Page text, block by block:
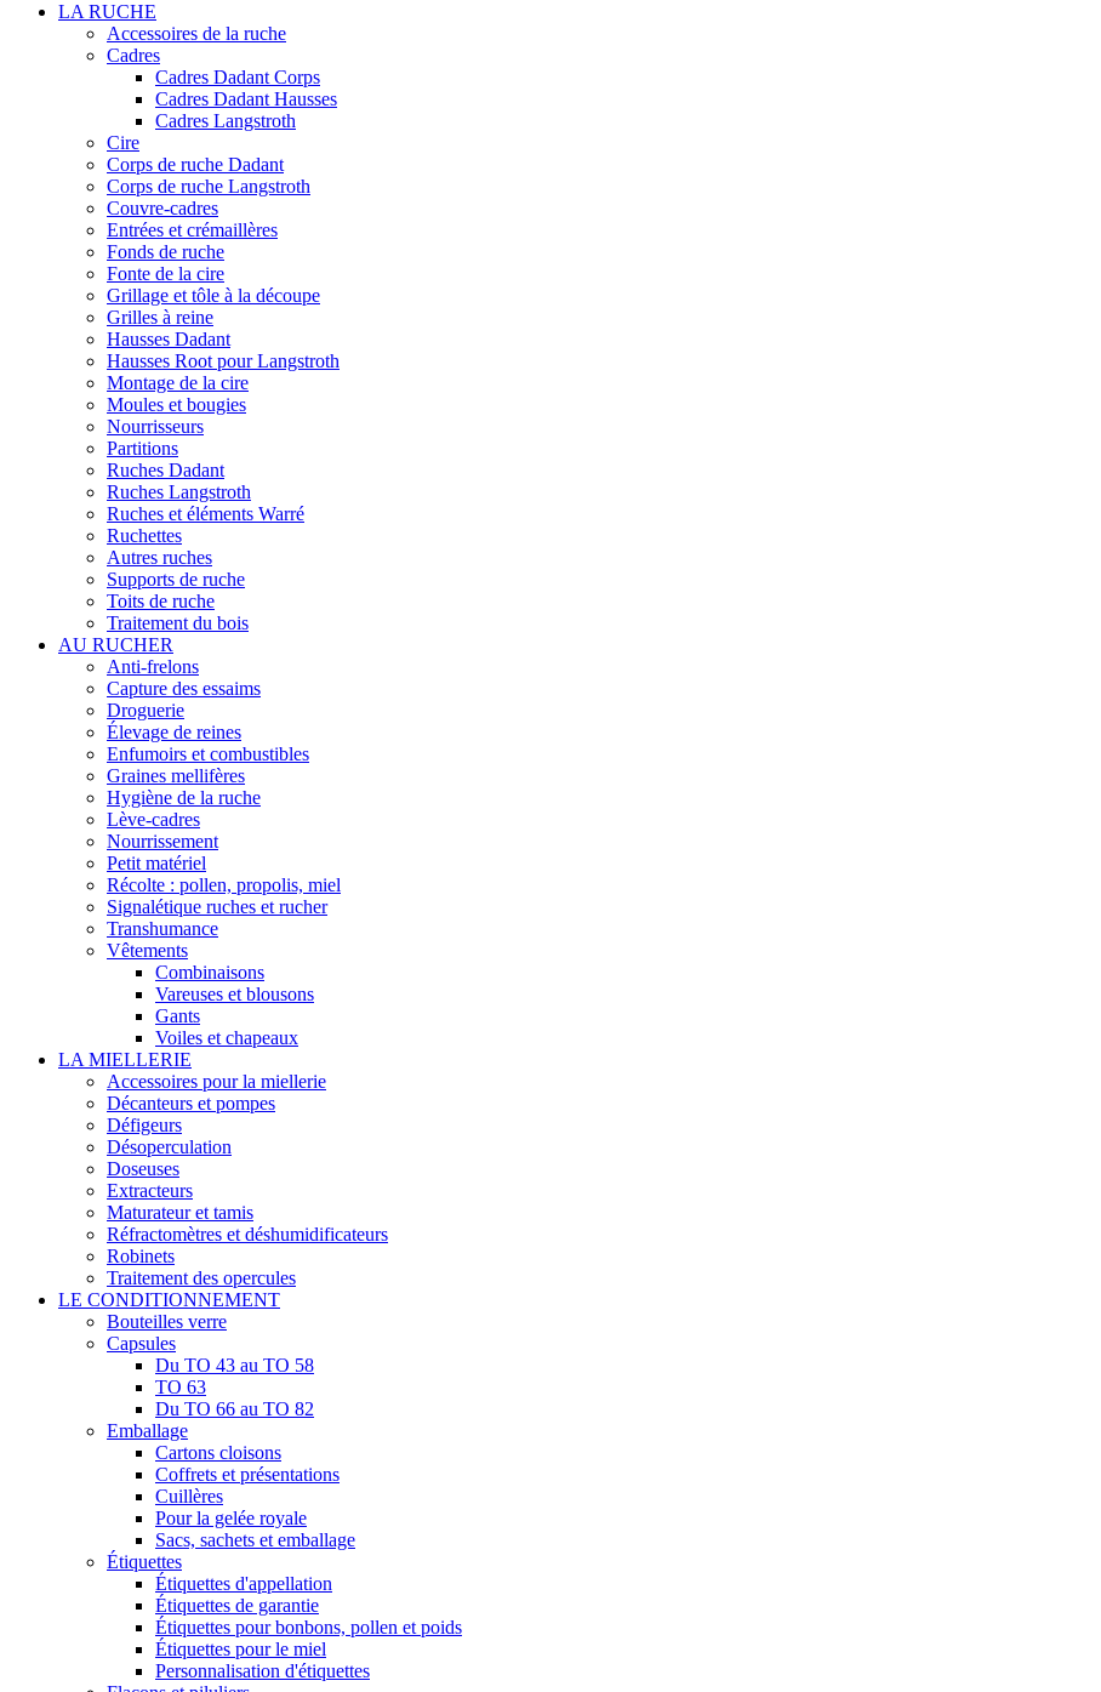
LA RUCHE
Accessoires de la ruche
Cadres
Cadres Dadant Corps
Cadres Dadant Hausses
Cadres Langstroth
Cire
Corps de ruche Dadant
Corps de ruche Langstroth
Couvre-cadres
Entrées et crémaillères
Fonds de ruche
Fonte de la cire
Grillage et tôle à la découpe
Grilles à reine
Hausses Dadant
Hausses Root pour Langstroth
Montage de la cire
Moules et bougies
Nourrisseurs
Partitions
Ruches Dadant
Ruches Langstroth
Ruches et éléments Warré
Ruchettes
Autres ruches
Supports de ruche
Toits de ruche
Traitement du bois
AU RUCHER
Anti-frelons
Capture des essaims
Droguerie
Élevage de reines
Enfumoirs et combustibles
Graines mellifères
Hygiène de la ruche
Lève-cadres
Nourrissement
Petit matériel
Récolte : pollen, propolis, miel
Signalétique ruches et rucher
Transhumance
Vêtements
Combinaisons
Vareuses et blousons
Gants
Voiles et chapeaux
LA MIELLERIE
Accessoires pour la miellerie
Décanteurs et pompes
Défigeurs
Désoperculation
Doseuses
Extracteurs
Maturateur et tamis
Réfractomètres et déshumidificateurs
Robinets
Traitement des opercules
LE CONDITIONNEMENT
Bouteilles verre
Capsules
Du TO 43 au TO 58
TO 63
Du TO 66 au TO 82
Emballage
Cartons cloisons
Coffrets et présentations
Cuillères
Pour la gelée royale
Sacs, sachets et emballage
Étiquettes
Étiquettes d'appellation
Étiquettes de garantie
Étiquettes pour bonbons, pollen et poids
Étiquettes pour le miel
Personnalisation d'étiquettes